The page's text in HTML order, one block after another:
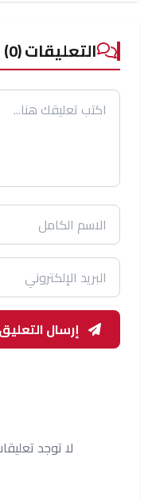
التعليقات (0)
إرسال التعليق
لا توجد